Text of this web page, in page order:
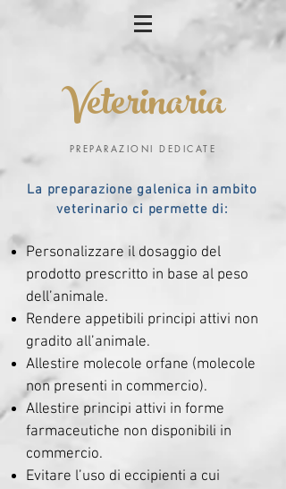
Veterinaria
PREPARAZIONI DEDICATE
La preparazione galenica in ambito
veterinario ci permette di:​
Personalizzare il dosaggio del
prodotto prescritto in base al peso
dell’animale.
Rendere appetibili principi attivi non
gradito all’animale.
Allestire molecole orfane (molecole
non presenti in commercio).
Allestire principi attivi in forme
farmaceutiche non disponibili in
commercio.
Evitare l’uso di eccipienti a cui